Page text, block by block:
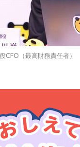
CFO（最高財務責任者）